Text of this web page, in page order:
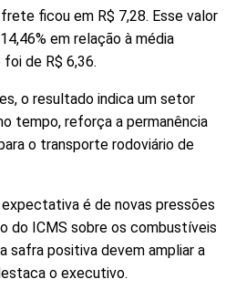
ficou em R$ 7,28. Esse valor
em relação à média
de R$ 6,36.
o resultado indica um setor
tempo, reforça a permanência
o transporte rodoviário de
expectativa é de novas pressões
do ICMS sobre os combustíveis
safra positiva devem ampliar a
o executivo.